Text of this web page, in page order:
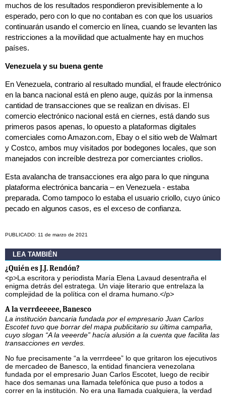
muchos de los resultados respondieron previsiblemente a lo
esperado, pero con lo que no contaban es con que los usuarios
continuarán usando el comercio en línea, cuando se levanten las
restricciones a la movilidad que actualmente hay en muchos
países.
Venezuela y su buena gente
En Venezuela, contrario al resultado mundial, el fraude electrónico
en la banca nacional está en pleno auge, quizás por la inmensa
cantidad de transacciones que se realizan en divisas. El
comercio electrónico nacional está en ciernes, está dando sus
primeros pasos apenas, lo opuesto a plataformas digitales
comerciales como Amazon.com, Ebay o el sitio web de Walmart
y Costco, ambos muy visitados por bodegones locales, que son
manejados con increíble destreza por comerciantes criollos.
Esta avalancha de transacciones era algo para lo que ninguna
plataforma electrónica bancaria – en Venezuela - estaba
preparada. Como tampoco lo estaba el usuario criollo, cuyo único
pecado en algunos casos, es el exceso de confianza.
PUBLICADO: 11 de marzo de 2021
LEA TAMBIÉN
¿Quién es J.J. Rendón?
<p>La escritora y periodista María Elena Lavaud desentraña el
enigma detrás del estratega. Un viaje literario que entrelaza la
complejidad de la política con el drama humano.</p>
A la verrdeeeee, Banesco
La institución bancaria fundada por el empresario Juan Carlos
Escotet tuvo que borrar del mapa publicitario su última campaña,
cuyo slogan “A la veeerde” hacía alusión a la cuenta que facilita las
transacciones en verdes.
No fue precisamente “a la verrrdeee” lo que gritaron los ejecutivos
de mercadeo de Banesco, la entidad financiera venezolana
fundada por el empresario Juan Carlos Escotet, luego de recibir
hace dos semanas una llamada telefónica que puso a todos a
correr en la institución. No era una llamada cualquiera, la verdad